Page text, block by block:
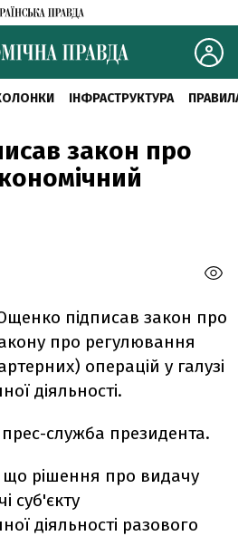
ІНФРАСТРУКТУРА
закон про
підписав закон про
про регулювання
операцій у галузі
діяльності.
служба президента.
рішення про видачу
суб'єкту
діяльності разового